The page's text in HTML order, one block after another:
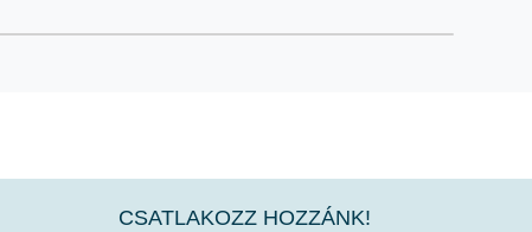
CSATLAKOZZ HOZZÁNK!